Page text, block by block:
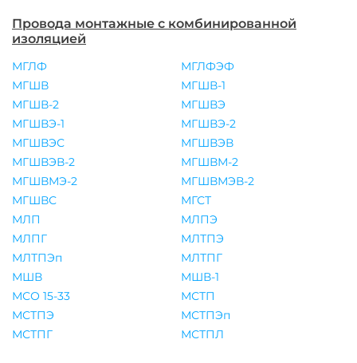
Провода монтажные с комбинированной
изоляцией
МГЛФ
МГЛФЭФ
МГШВ
МГШВ-1
МГШВ-2
МГШВЭ
МГШВЭ-1
МГШВЭ-2
МГШВЭС
МГШВЭВ
МГШВЭВ-2
МГШВМ-2
МГШВМЭ-2
МГШВМЭВ-2
МГШВС
МГСТ
МЛП
МЛПЭ
МЛПГ
МЛТПЭ
МЛТПЭп
МЛТПГ
МШВ
МШВ-1
МСО 15-33
МСТП
МСТПЭ
МСТПЭп
МСТПГ
МСТПЛ